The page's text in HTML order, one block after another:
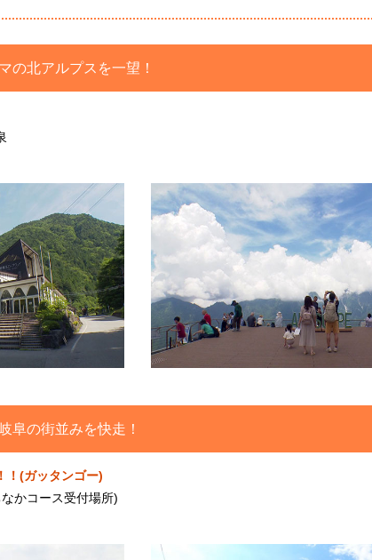
の北アルプスを一望！
阜の街並みを快走！
！(ガッタンゴー)
かコース受付場所)